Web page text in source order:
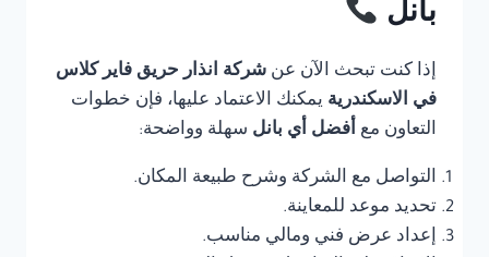
بانل
إذا كنت تبحث الآن عن شركة انذار حريق فاير كلاس
في الاسكندرية يمكنك الاعتماد عليها، فإن خطوات
التعاون مع أفضل أي بانل سهلة وواضحة:
التواصل مع الشركة وشرح طبيعة المكان.
تحديد موعد للمعاينة.
إعداد عرض فني ومالي مناسب.